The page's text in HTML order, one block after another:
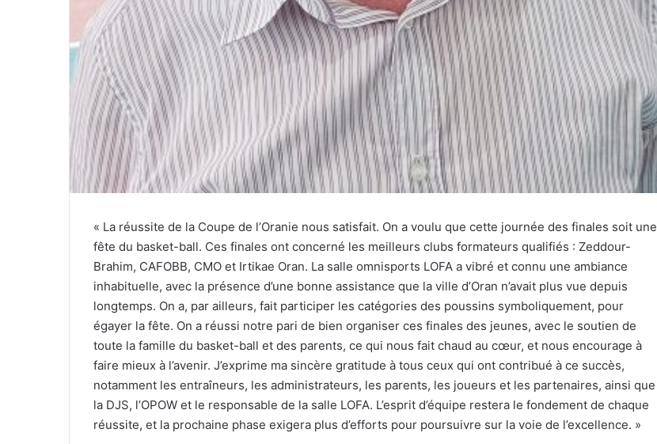
« La réussite de la Coupe de l’Oranie nous satisfait. On a voulu que cette journée des finales soit une
fête du basket-ball. Ces finales ont concerné les meilleurs clubs formateurs qualifiés : Zeddour-
Brahim, CAFOBB, CMO et Irtikae Oran. La salle omnisports LOFA a vibré et connu une ambiance
inhabituelle, avec la présence d’une bonne assistance que la ville d’Oran n’avait plus vue depuis
longtemps. On a, par ailleurs, fait participer les catégories des poussins symboliquement, pour
égayer la fête. On a réussi notre pari de bien organiser ces finales des jeunes, avec le soutien de
toute la famille du basket-ball et des parents, ce qui nous fait chaud au cœur, et nous encourage à
faire mieux à l’avenir. J’exprime ma sincère gratitude à tous ceux qui ont contribué à ce succès,
notamment les entraîneurs, les administrateurs, les parents, les joueurs et les partenaires, ainsi que
la DJS, l’OPOW et le responsable de la salle LOFA. L’esprit d’équipe restera le fondement de chaque
réussite, et la prochaine phase exigera plus d’efforts pour poursuivre sur la voie de l’excellence. »